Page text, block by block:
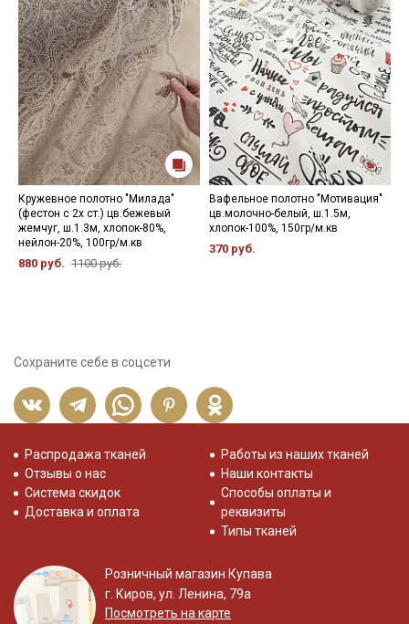
Кружевное полотно "Милада"
(фестон с 2х ст.) цв.бежевый
жемчуг, ш.1.3м, хлопок-80%,
нейлон-20%, 100гр/м.кв
880 руб. 1100 руб.
Вафельное полотно "Мотивация"
цв.молочно-белый, ш.1.5м,
хлопок-100%, 150гр/м.кв
370 руб.
Сохраните себе в соцсети
Распродажа тканей
Отзывы о нас
Система скидок
Доставка и оплата
Работы из наших тканей
Наши контакты
Способы оплаты и
реквизиты
Типы тканей
Розничный магазин Купава
г. Киров, ул. Ленина, 79а
Посмотреть на карте